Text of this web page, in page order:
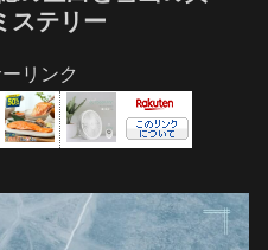
ステリー
リンク